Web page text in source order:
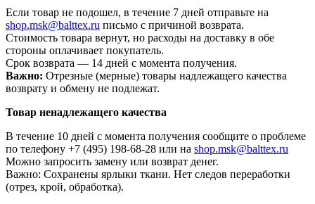
Если товар не подошел, в течение 7 дней отправьте на
shop.msk@balttex.ru письмо с причиной возврата.
Стоимость товара вернут, но расходы на доставку в обе
стороны оплачивает покупатель.
Срок возврата — 14 дней с момента получения.
Важно: Отрезные (мерные) товары надлежащего качества
возврату и обмену не подлежат.
Товар ненадлежащего качества
В течение 10 дней с момента получения сообщите о проблеме
по телефону +7 (495) 198-68-28 или на shop.msk@balttex.ru
Можно запросить замену или возврат денег.
Важно: Сохранены ярлыки ткани. Нет следов переработки
(отрез, крой, обработка).